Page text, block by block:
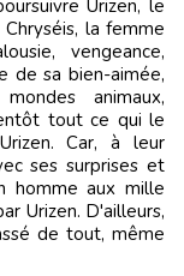
Urizen, le
la femme
vengeance,
de sa bien-aimée,
animaux,
tout ce qui le
Car, à leur
ses surprises et
homme aux mille
Urizen. D'ailleurs,
de tout, même